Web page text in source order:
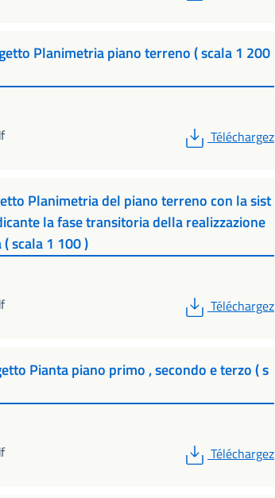
Planimetria piano terreno ( scala 1 200
PDF
Téléchargez
Planimetria del piano terreno con la sist
la fase transitoria della realizzazione
scala 1 100 )
PDF
Téléchargez
Pianta piano primo , secondo e terzo ( s
PDF
Téléchargez